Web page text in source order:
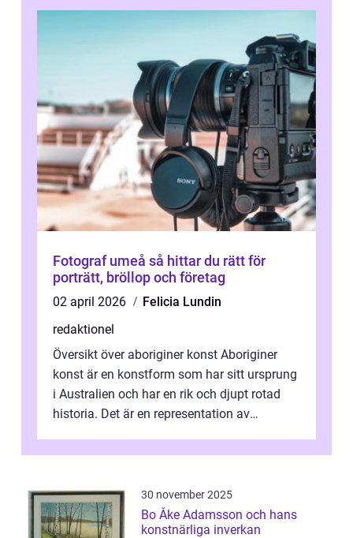
Fotograf umeå så hittar du rätt för
porträtt, bröllop och företag
02 april 2026
Felicia Lundin
redaktionel
Översikt över aboriginer konst Aboriginer
konst är en konstform som har sitt ursprung
i Australien och har en rik och djupt rotad
historia. Det är en representation av
30 november 2025
Bo Åke Adamsson och hans
konstnärliga inverkan